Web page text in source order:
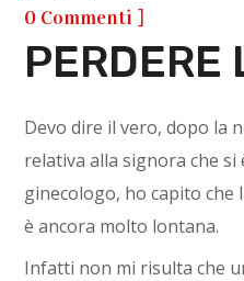
0 Commenti ]
PERDERE
Devo dire il vero, dopo la
relativa alla signora che
ginecologo, ho capito
è ancora molto lontana.
Infatti non mi risulta che